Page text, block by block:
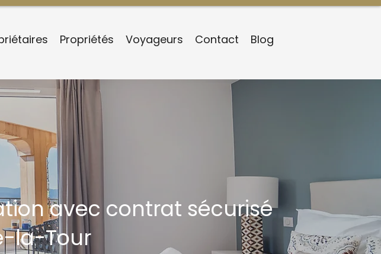
Propriétés Voyageurs Contact Blog
avec contrat sécurisé
la-Tour